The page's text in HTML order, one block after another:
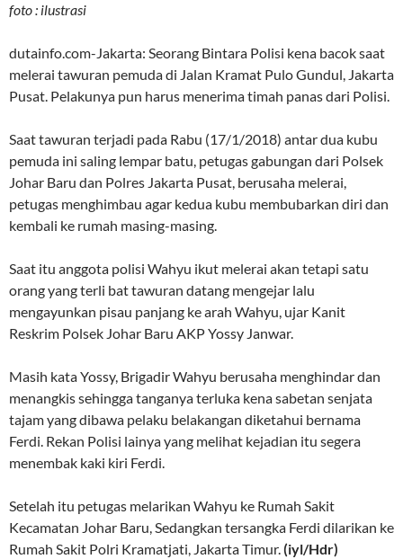
foto : ilustrasi
dutainfo.com-Jakarta: Seorang Bintara Polisi kena bacok saat
melerai tawuran pemuda di Jalan Kramat Pulo Gundul, Jakarta
Pusat. Pelakunya pun harus menerima timah panas dari Polisi.
Saat tawuran terjadi pada Rabu (17/1/2018) antar dua kubu
pemuda ini saling lempar batu, petugas gabungan dari Polsek
Johar Baru dan Polres Jakarta Pusat, berusaha melerai,
petugas menghimbau agar kedua kubu membubarkan diri dan
kembali ke rumah masing-masing.
Saat itu anggota polisi Wahyu ikut melerai akan tetapi satu
orang yang terli bat tawuran datang mengejar lalu
mengayunkan pisau panjang ke arah Wahyu, ujar Kanit
Reskrim Polsek Johar Baru AKP Yossy Janwar.
Masih kata Yossy, Brigadir Wahyu berusaha menghindar dan
menangkis sehingga tanganya terluka kena sabetan senjata
tajam yang dibawa pelaku belakangan diketahui bernama
Ferdi. Rekan Polisi lainya yang melihat kejadian itu segera
menembak kaki kiri Ferdi.
Setelah itu petugas melarikan Wahyu ke Rumah Sakit
Kecamatan Johar Baru, Sedangkan tersangka Ferdi dilarikan ke
Rumah Sakit Polri Kramatjati, Jakarta Timur.(iyl/Hdr)